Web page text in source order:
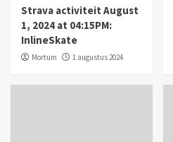
Strava activiteit August
1, 2024 at 04:15PM:
InlineSkate
Mortum 1 augustus 2024